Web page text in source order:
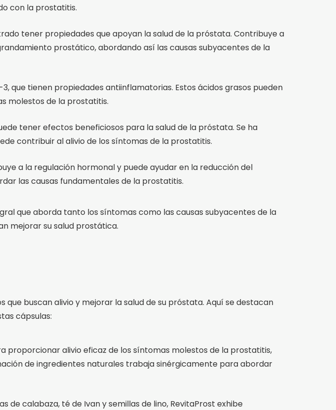
con la prostatitis.
tener propiedades que apoyan la salud de la próstata. Contribuye a
prostático, abordando así las causas subyacentes de la
que tienen propiedades antiinflamatorias. Estos ácidos grasos pueden
molestos de la prostatitis.
tener efectos beneficiosos para la salud de la próstata. Se ha
contribuir al alivio de los síntomas de la prostatitis.
a la regulación hormonal y puede ayudar en la reducción del
las causas fundamentales de la prostatitis.
que aborda tanto los síntomas como las causas subyacentes de la
mejorar su salud prostática.
buscan alivio y mejorar la salud de su próstata. Aquí se destacan
cápsulas:
proporcionar alivio eficaz de los síntomas molestos de la prostatitis,
de ingredientes naturales trabaja sinérgicamente para abordar
de calabaza, té de Ivan y semillas de lino, RevitaProst exhibe